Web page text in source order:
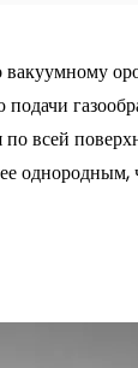
вакуумному
по всей